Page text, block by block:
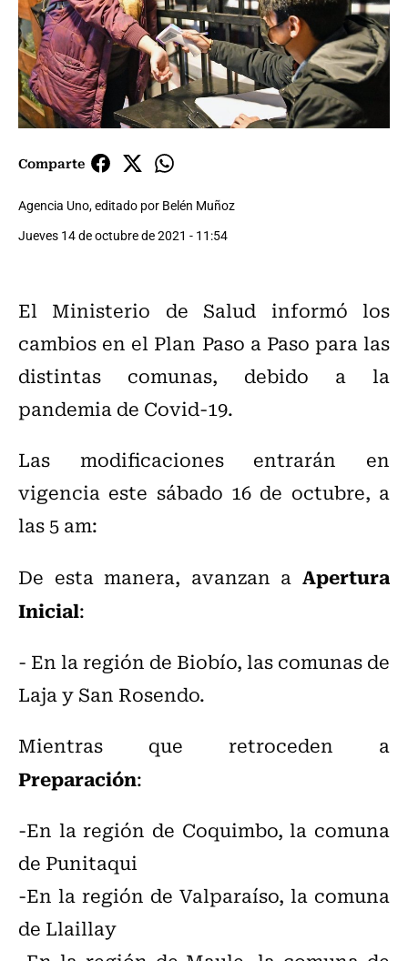
Comparte
Agencia Uno, editado por Belén Muñoz
Jueves 14 de octubre de 2021 - 11:54
El Ministerio de Salud informó los
cambios en el Plan Paso a Paso para las
distintas comunas, debido a la
pandemia de Covid-19.
Las modificaciones entrarán en
vigencia este sábado 16 de octubre, a
las 5 am:
De esta manera, avanzan a Apertura
Inicial:
- En la región de Biobío, las comunas de
Laja y San Rosendo.
Mientras que retroceden a
Preparación:
-En la región de Coquimbo, la comuna
de Punitaqui
-En la región de Valparaíso, la comuna
de Llaillay